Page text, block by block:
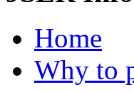
Home
Why to